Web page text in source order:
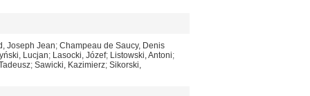
Joseph Jean; Champeau de Saucy, Denis
Lucjan; Lasocki, Józef; Listowski, Antoni;
; Sawicki, Kazimierz; Sikorski,